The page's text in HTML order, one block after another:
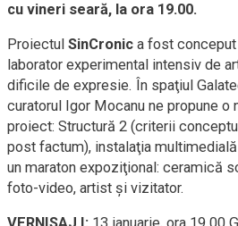
cu vineri seară, la ora 19.00.
Proiectul SinCronic a fost conceput
laborator experimental intensiv de
dificile de expresie. În spaţiul
curatorul Igor Mocanu ne propune o
proiect: Structură 2 (criterii
post factum), instalaţia
un maraton expoziţional: ceramică
foto-video, artist şi vizitator.